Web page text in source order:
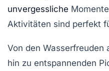
unvergessliche
Aktivitäten sind perfekt
Von den Wasserfreuden
hin zu entspannenden